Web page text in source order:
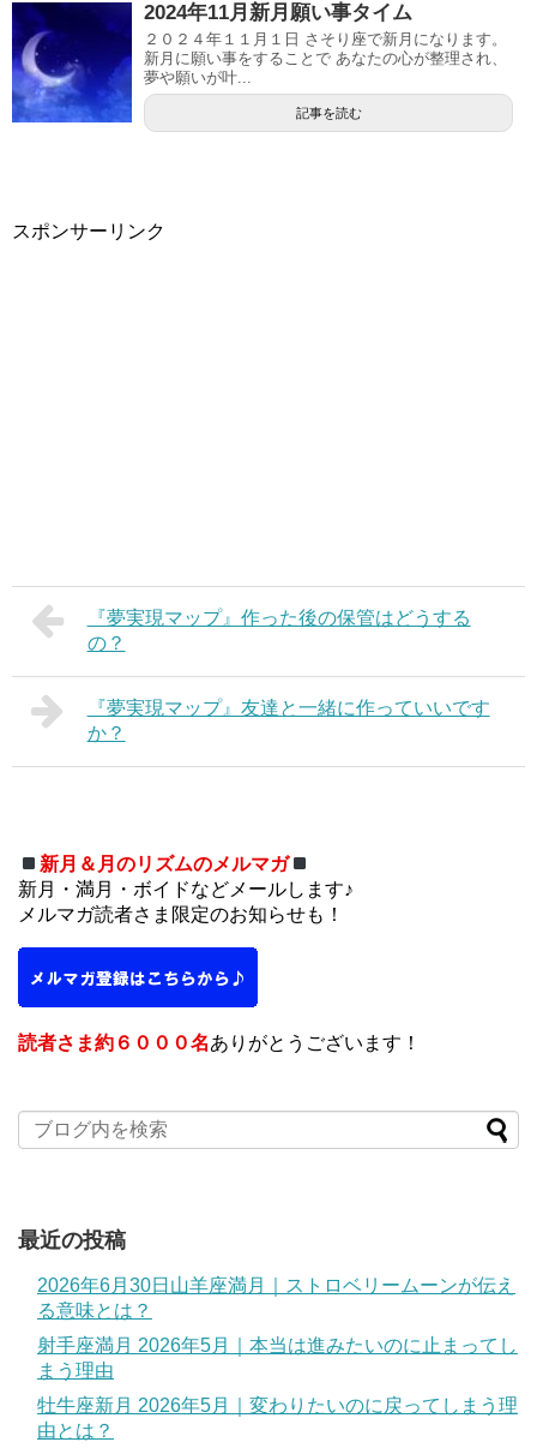
2024年11月新月願い事タイム
２０２４年１１月１日 さそり座で新月になります。
新月に願い事をすることで あなたの心が整理され、
夢や願いが叶...
記事を読む
スポンサーリンク
『夢実現マップ』作った後の保管はどうする
の？
『夢実現マップ』友達と一緒に作っていいです
か？
新月＆月のリズムのメルマガ
新月・満月・ボイドなどメールします♪
メルマガ読者さま限定のお知らせも！
読者さま約６０００名ありがとうございます！
最近の投稿
2026年6月30日山羊座満月｜ストロベリームーンが伝え
る意味とは？
射手座満月 2026年5月｜本当は進みたいのに止まってし
まう理由
牡牛座新月 2026年5月｜変わりたいのに戻ってしまう理
由とは？